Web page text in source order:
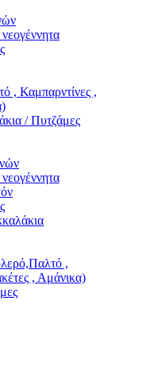
, Καμπαρντίνες ,
/ Πυτζάμες
,
, Αμάνικα)